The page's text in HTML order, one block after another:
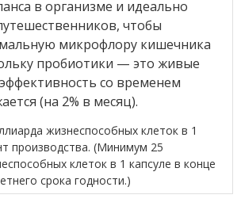
в организме и идеально
чтобы
микрофлору кишечника
пробиотики — это живые
со временем
(на 2% в месяц).
жизнеспособных клеток в 1
производства. (Минимум 25
клеток в 1 капсуле в конце
срока годности.)